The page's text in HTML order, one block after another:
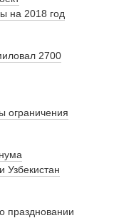
на 2018 год
2700
ограничения
Узбекистан
праздновании